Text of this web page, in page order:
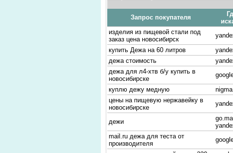
Запрос покупателя
изделия из пищевой стали под
заказ цена новосибирск
купить Дежа на 60 литров
дежа стоимость
дежа для л4-хтв б/у купить в
новосибирске
куплю дежу медную
цены на пищевую нержавейку в
новосибирске
дежи
mail.ru дежа для теста от
производителя